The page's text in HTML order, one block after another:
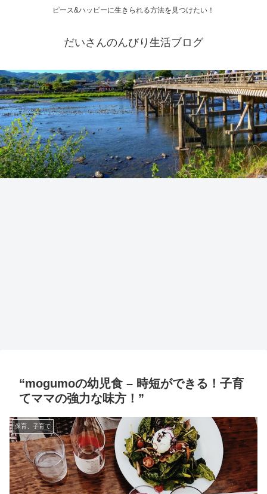
ピース&ハッピーに生きられる方法を見つけたい！
だいさんのんびり生活ブログ
“mogumoの幼児食 – 時短ができる！子育
てママの強力な味方！”
保育、子育て